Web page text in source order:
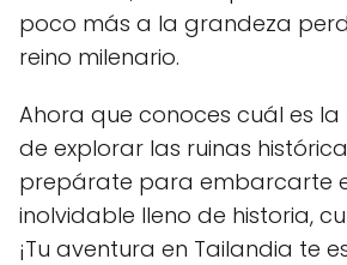
poco más a la grandeza
reino milenario.
Ahora que conoces cuál es
de explorar las ruinas
prepárate para embarcarte
inolvidable lleno de historia,
¡Tu aventura en Tailandia te